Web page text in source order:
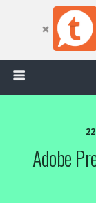
Adobe